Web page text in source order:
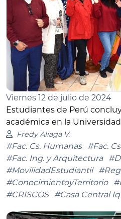
Viernes 12 de julio de 2024
Estudiantes de Perú
académica en la Universidad
Fredy Aliaga V.
#Fac. Cs. Humanas
#Fac.
#Fac. Ing. y Arquitectura
#MovilidadEstudiantil
#ConocimientoyTerritorio
#CRISCOS
#Casa Central